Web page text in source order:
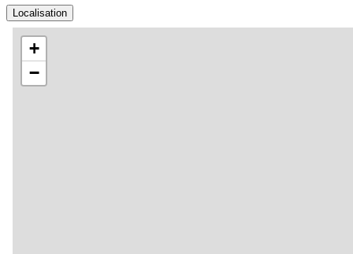
Localisation